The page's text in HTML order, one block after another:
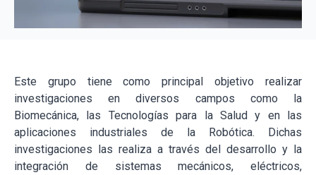
Este grupo tiene como principal objetivo realizar
investigaciones en diversos campos como la
Biomecánica, las Tecnologías para la Salud y en las
aplicaciones industriales de la Robótica. Dichas
investigaciones las realiza a través del desarrollo y la
integración de sistemas mecánicos, eléctricos,